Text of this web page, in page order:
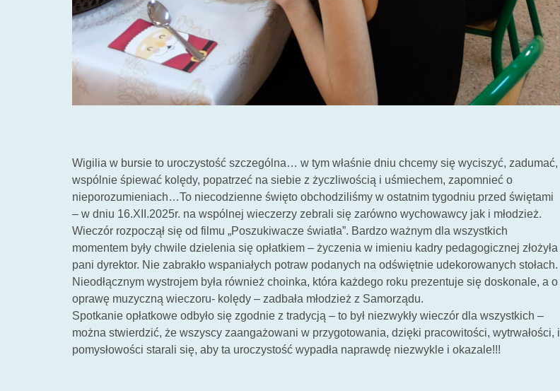
Wigilia w bursie to uroczystość szczególna… w tym właśnie dniu chcemy się wyciszyć, zadumać,
wspólnie śpiewać kolędy, popatrzeć na siebie z życzliwością i uśmiechem, zapomnieć o
nieporozumieniach…To niecodzienne święto obchodziliśmy w ostatnim tygodniu przed świętami
– w dniu 16.XII.2025r. na wspólnej wieczerzy zebrali się zarówno wychowawcy jak i młodzież.
Wieczór rozpoczął się od filmu „Poszukiwacze światła”. Bardzo ważnym dla wszystkich
momentem były chwile dzielenia się opłatkiem – życzenia w imieniu kadry pedagogicznej złożyła
pani dyrektor. Nie zabrakło wspaniałych potraw podanych na odświętnie udekorowanych stołach.
Nieodłącznym wystrojem była również choinka, która każdego roku prezentuje się doskonale, a o
oprawę muzyczną wieczoru- kolędy – zadbała młodzież z Samorządu.
Spotkanie opłatkowe odbyło się zgodnie z tradycją – to był niezwykły wieczór dla wszystkich –
można stwierdzić, że wszyscy zaangażowani w przygotowania, dzięki pracowitości, wytrwałości, i
pomysłowości starali się, aby ta uroczystość wypadła naprawdę niezwykle i okazale!!!